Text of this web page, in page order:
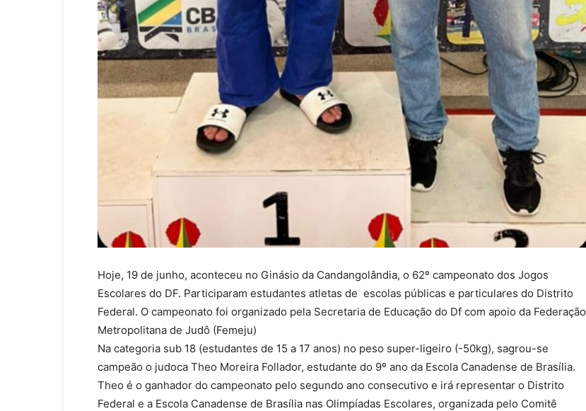
Hoje, 19 de junho, aconteceu no Ginásio da Candangolândia, o 62º campeonato dos Jogos
Escolares do DF. Participaram estudantes atletas de escolas públicas e particulares do Distrito
Federal. O campeonato foi organizado pela Secretaria de Educação do Df com apoio da Federação
Metropolitana de Judô (Femeju)
Na categoria sub 18 (estudantes de 15 a 17 anos) no peso super-ligeiro (-50kg), sagrou-se
campeão o judoca Theo Moreira Follador, estudante do 9º ano da Escola Canadense de Brasília.
Theo é o ganhador do campeonato pelo segundo ano consecutivo e irá representar o Distrito
Federal e a Escola Canadense de Brasília nas Olimpíadas Escolares, organizada pelo Comitê